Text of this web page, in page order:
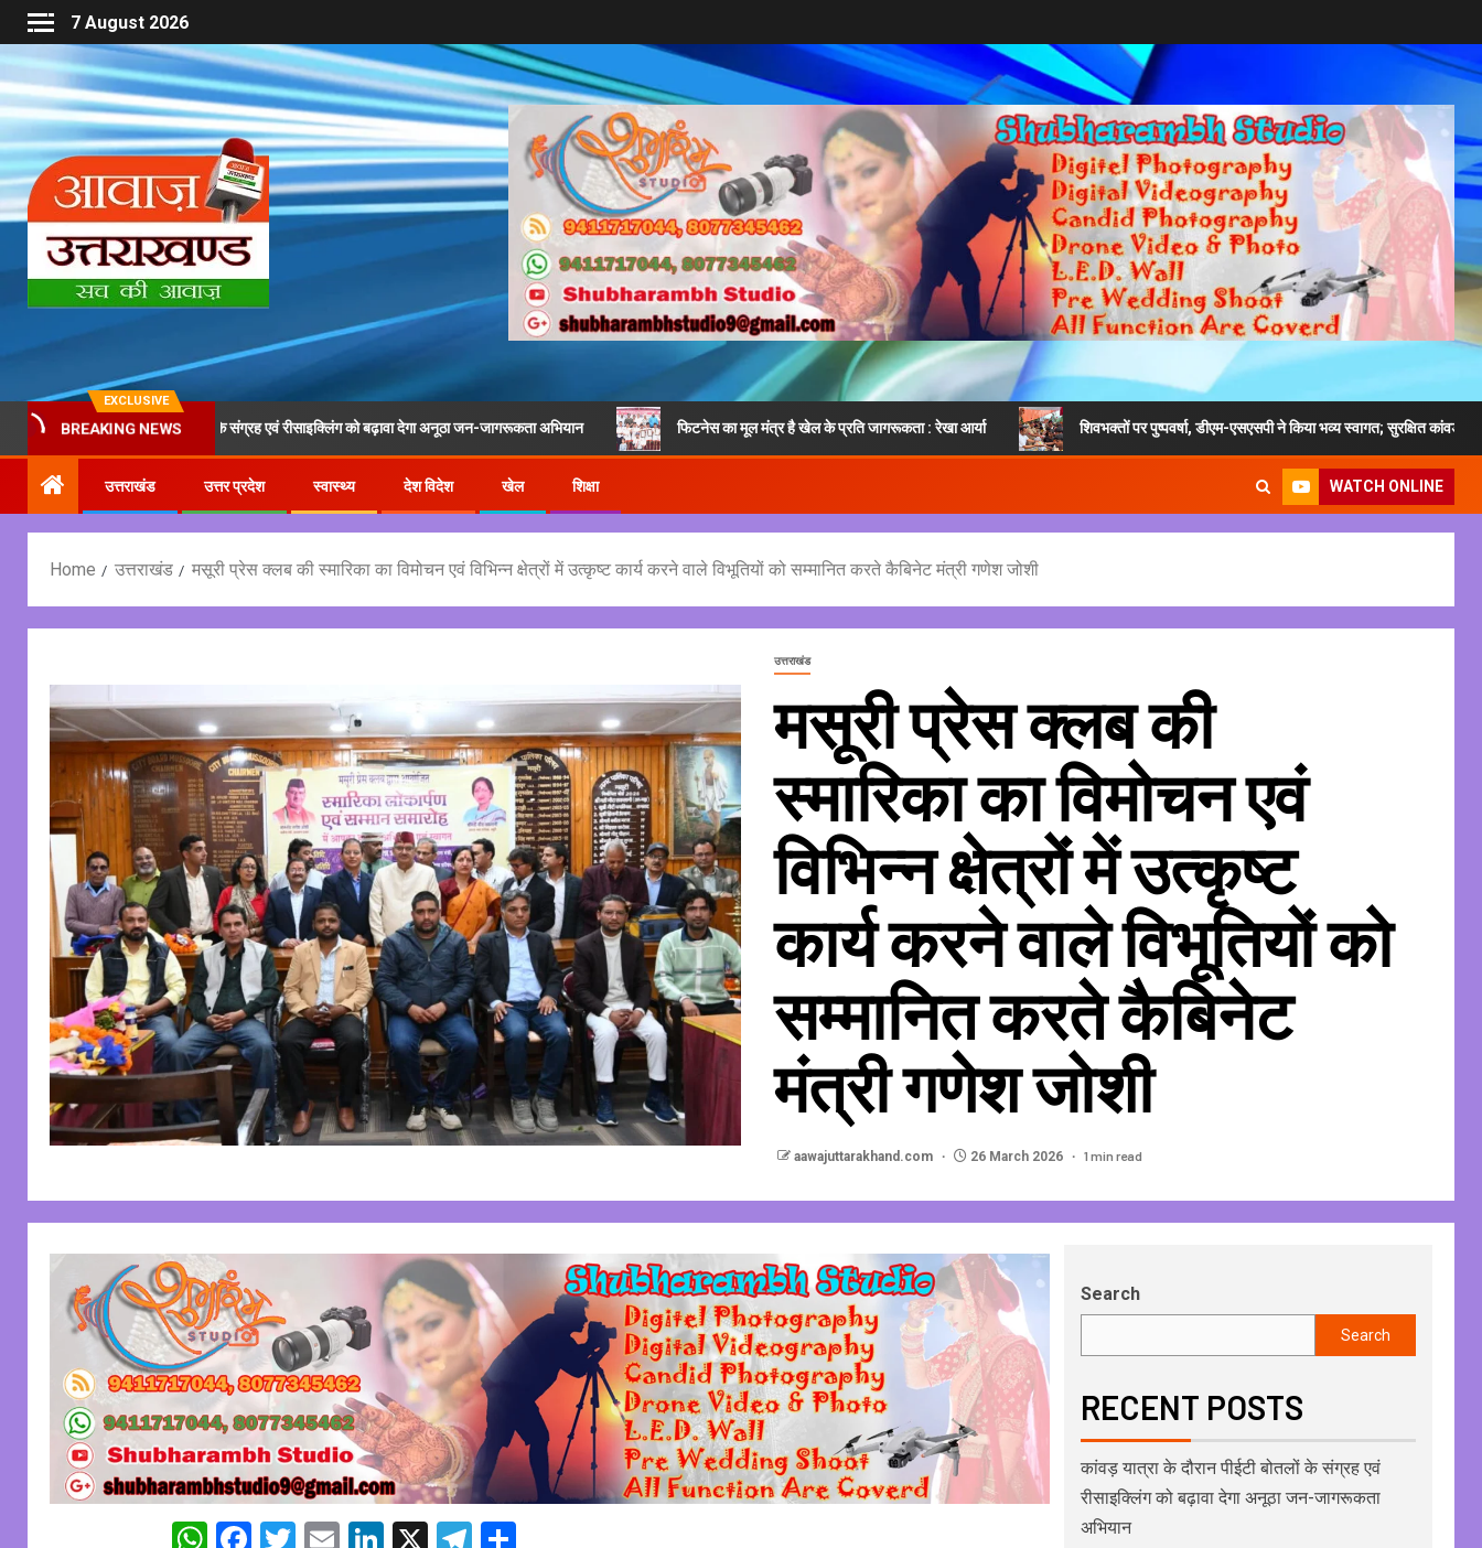
7 August 2026
EXCLUSIVE
BREAKING NEWS
के दौरान पीईटी बोतलों के संग्रह एवं रीसाइक्लिंग को बढ़ावा देगा अनूठा जन-जागरूकता अभियान फिटनेस का मूल मंत्र है खेल के प्रति जागरूकता : रेखा आर्या शिवभक्तों पर पुष्पवर्षा, डीएम-एसएसपी ने किया भव्य स्वागत; सुरक्षित कांवड़ यात्रा का दिया संदेश
उत्तराखंड उत्तर प्रदेश स्वास्थ्य देश विदेश खेल शिक्षा WATCH ONLINE
Home उत्तराखंड मसूरी प्रेस क्लब की स्मारिका का विमोचन एवं विभिन्न क्षेत्रों में उत्कृष्ट कार्य करने वाले विभूतियों को सम्मानित करते कैबिनेट मंत्री गणेश जोशी
उत्तराखंड
मसूरी प्रेस क्लब की
स्मारिका का विमोचन एवं
विभिन्न क्षेत्रों में उत्कृष्ट
कार्य करने वाले विभूतियों को
सम्मानित करते कैबिनेट
मंत्री गणेश जोशी
aawajuttarakhand.com 26 March 2026 1 min read
WhatsApp
Facebook
Twitter
EmailLinkedIn
X Telegram
Share
Search
Search
RECENT POSTS
कांवड़ यात्रा के दौरान पीईटी बोतलों के संग्रह एवं
रीसाइक्लिंग को बढ़ावा देगा अनूठा जन-जागरूकता
अभियान